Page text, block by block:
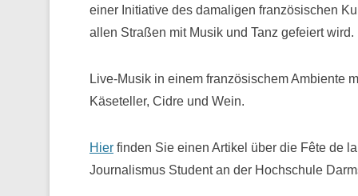
einer Initiative des damaligen französischen
allen Straßen mit Musik und Tanz gefeiert wird.
Live-Musik in einem französischem Ambiente
Käseteller, Cidre und Wein.
Hier finden Sie einen Artikel über die Fête de
Journalismus Student an der Hochschule